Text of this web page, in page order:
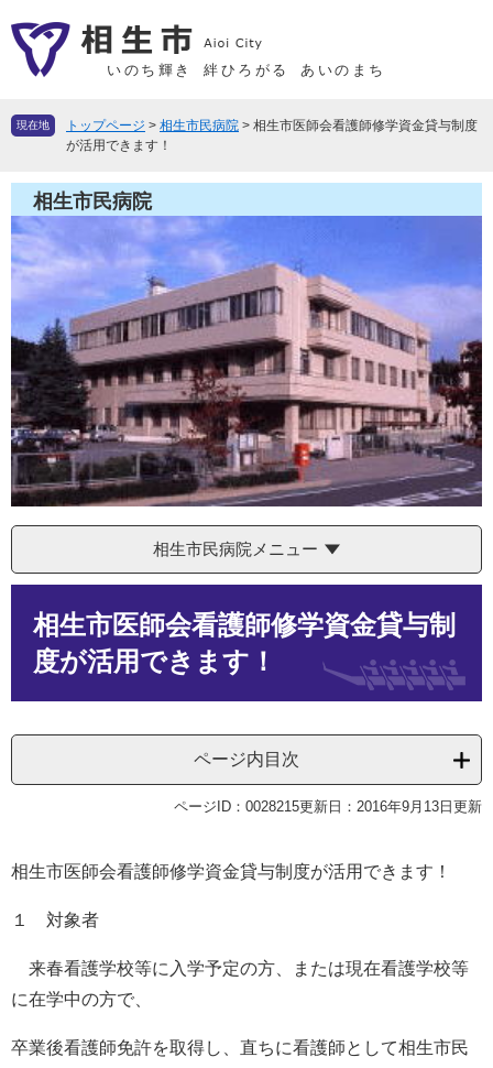
ー
先
。
ニ
を
て
本
文
へ
いのち輝き 絆ひろがる あいのまち
現在地 トップページ > 相生市民病院 > 相生市医師会看護師修学資金貸与制度
が活用できます！
相生市民病院
相生市民病院メニュー
相生市医師会看護師修学資金貸与制
度が活用できます！
ページ内目次
ページID：0028215更新日：2016年9月13日更新
相生市医師会看護師修学資金貸与制度が活用できます！
１ 対象者
来春看護学校等に入学予定の方、または現在看護学校等
に在学中の方で、
卒業後看護師免許を取得し、直ちに看護師として相生市民